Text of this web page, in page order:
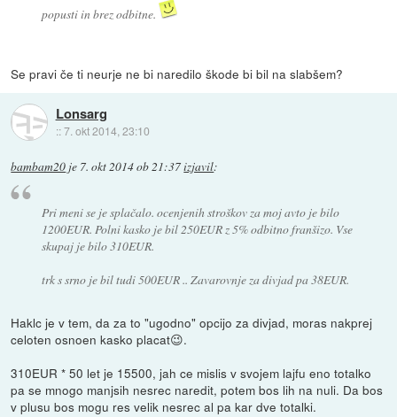
popusti in brez odbitne.
Se pravi če ti neurje ne bi naredilo škode bi bil na slabšem?
Lonsarg
::7. okt 2014, 23:10
bambam20 je 7. okt 2014 ob 21:37izjavil:
Pri meni se je splačalo. ocenjenih stroškov za moj avto je bilo
1200EUR. Polni kasko je bil 250EUR z 5% odbitno franšizo. Vse
skupaj je bilo 310EUR.
trk s srno je bil tudi 500EUR .. Zavarovnje za divjad pa 38EUR.
Haklc je v tem, da za to "ugodno" opcijo za divjad, moras nakprej
celoten osnoen kasko placat😉.
310EUR * 50 let je 15500, jah ce mislis v svojem lajfu eno totalko
pa se mnogo manjsih nesrec naredit, potem bos lih na nuli. Da bos
v plusu bos mogu res velik nesrec al pa kar dve totalki.